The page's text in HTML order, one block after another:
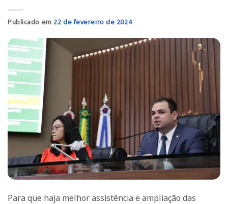
Publicado em 22 de fevereiro de 2024
Para que haja melhor assistência e ampliação das